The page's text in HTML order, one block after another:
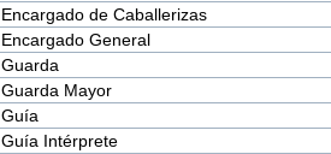
Encargado de Caballerizas
Encargado General
Guarda
Guarda Mayor
Guía
Guía Intérprete